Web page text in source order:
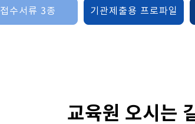
접수서류 3종 기관제출용 프로파일
교육원 오시는